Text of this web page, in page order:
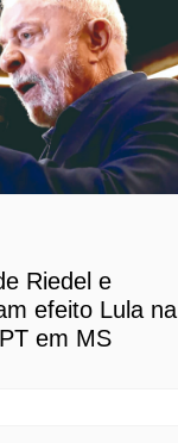
Riedel e
efeito Lula na
em MS